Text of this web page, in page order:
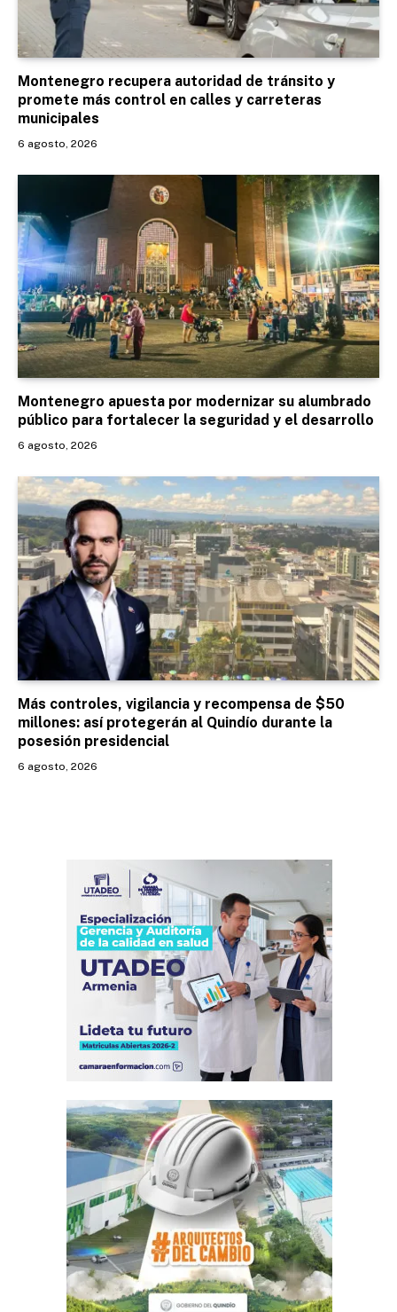
Montenegro recupera autoridad de tránsito y
promete más control en calles y carreteras
municipales
6 agosto, 2026
Montenegro apuesta por modernizar su alumbrado
público para fortalecer la seguridad y el desarrollo
6 agosto, 2026
Más controles, vigilancia y recompensa de $50
millones: así protegerán al Quindío durante la
posesión presidencial
6 agosto, 2026